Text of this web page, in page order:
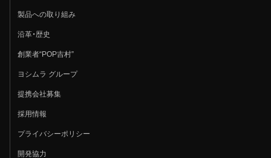
製品への取り組み
沿革・歴史
創業者“POP吉村”
ヨシムラ グループ
提携会社募集
採用情報
プライバシーポリシー
開発協力